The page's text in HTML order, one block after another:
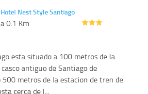
Hotel Nest Style Santiago
a 0.1 Km
esta situado a 100 metros de la
antiguo de Santiago de
500 metros de la estacion de tren de
cerca de l...